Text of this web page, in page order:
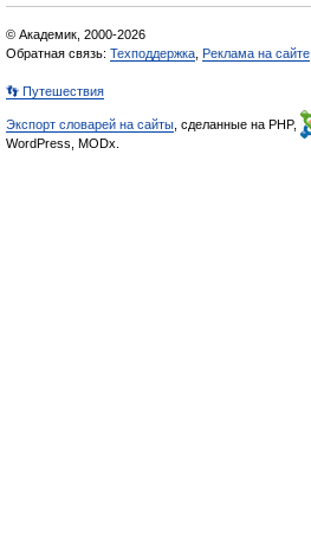
© Академик, 2000-2026
Обратная связь: Техподдержка Реклама на сайте
👣 Путешествия
Экспорт словарей на сайты , сделанные на PHP,
WordPress, MODx.